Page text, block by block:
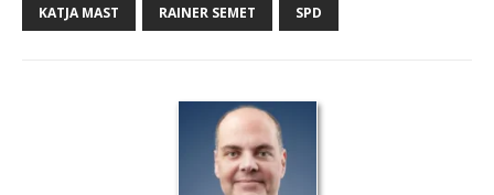
KATJA MAST RAINER SEMET SPD